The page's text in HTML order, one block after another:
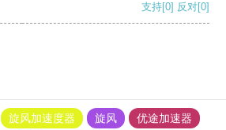
支持[0] 反对[0]
旋风加速度器 旋风
优途加速器